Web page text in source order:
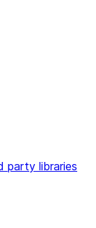
party libraries